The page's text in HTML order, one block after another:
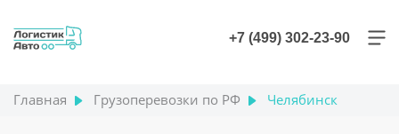
+7 (499) 302-23-90
Главная Грузоперевозки по РФ Челябинск